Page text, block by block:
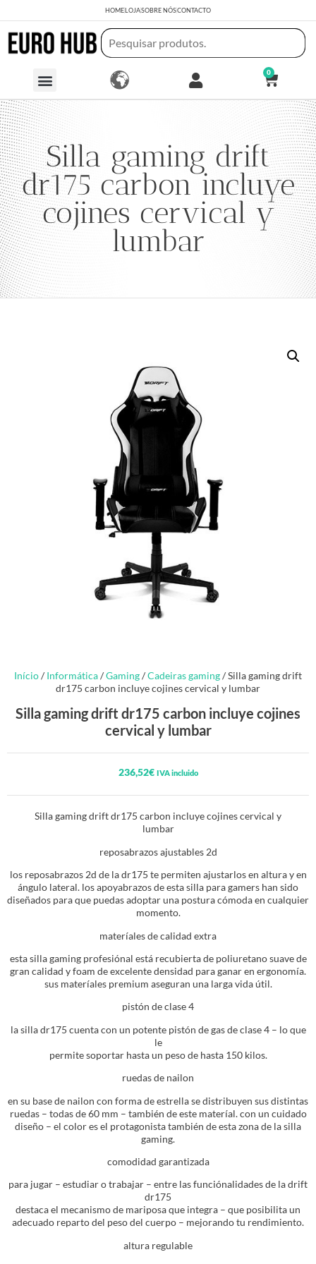
HOMELOJASOBRE NÓSCONTACTO
0
Silla gaming drift
dr175 carbon incluye
cojines cervical y
lumbar
Início/ Informática/Gaming/Cadeiras gaming/ Silla gaming drift
dr175 carbon incluye cojines cervical y lumbar
Silla gaming drift dr175 carbon incluye cojines
cervical y lumbar
236,52€ IVA incluido
Silla gaming drift dr175 carbon incluye cojines cervical y
lumbar
reposabrazos ajustables 2d
los reposabrazos 2d de la dr175 te permiten ajustarlos en altura y en
ángulo lateral. los apoyabrazos de esta silla para gamers han sido
diseñados para que puedas adoptar una postura cómoda en cualquier
momento.
materíales de calidad extra
esta silla gaming profesiónal está recubierta de poliuretano suave de
gran calidad y foam de excelente densidad para ganar en ergonomía.
sus materíales premium aseguran una larga vida útil.
pistón de clase 4
la silla dr175 cuenta con un potente pistón de gas de clase 4 – lo que
le
permite soportar hasta un peso de hasta 150 kilos.
ruedas de nailon
en su base de nailon con forma de estrella se distribuyen sus distintas
ruedas – todas de 60 mm – también de este materíal. con un cuidado
diseño – el color es el protagonista también de esta zona de la silla
gaming.
comodidad garantizada
para jugar – estudiar o trabajar – entre las funciónalidades de la drift
dr175
destaca el mecanismo de mariposa que integra – que posibilita un
adecuado reparto del peso del cuerpo – mejorando tu rendimiento.
altura regulable